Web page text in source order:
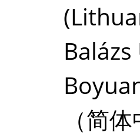
Balázs
（简体